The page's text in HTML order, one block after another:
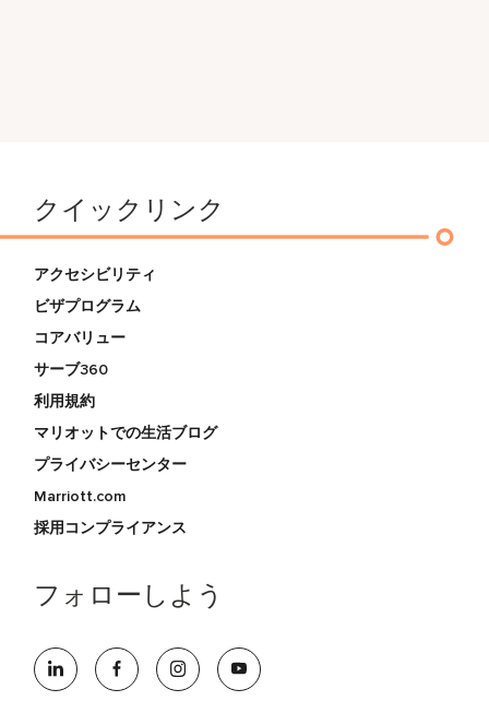
クイックリンク
アクセシビリティ
ビザプログラム
コアバリュー
サーブ360
利用規約
マリオットでの生活ブログ
プライバシーセンター
Marriott.com
採用コンプライアンス
フォローしよう